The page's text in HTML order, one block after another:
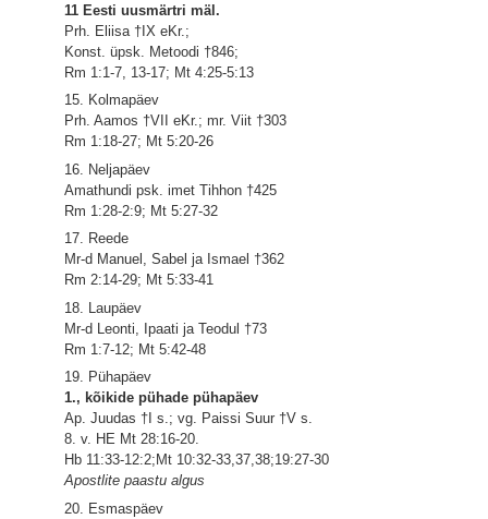
11 Eesti uusmärtri mäl.
Prh. Eliisa †IX eKr.;
Konst. üpsk. Metoodi †846;
Rm 1:1-7, 13-17; Mt 4:25-5:13
15. Kolmapäev
Prh. Aamos †VII eKr.; mr. Viit †303
Rm 1:18-27; Mt 5:20-26
16. Neljapäev
Amathundi psk. imet Tihhon †425
Rm 1:28-2:9; Mt 5:27-32
17. Reede
Mr-d Manuel, Sabel ja Ismael †362
Rm 2:14-29; Mt 5:33-41
18. Laupäev
Mr-d Leonti, Ipaati ja Teodul †73
Rm 1:7-12; Mt 5:42-48
19. Pühapäev
1., kõikide pühade pühapäev
Ap. Juudas †I s.; vg. Paissi Suur †V s.
8. v. HE Mt 28:16-20.
Hb 11:33-12:2;Mt 10:32-33,37,38;19:27-30
Apostlite paastu algus
20. Esmaspäev